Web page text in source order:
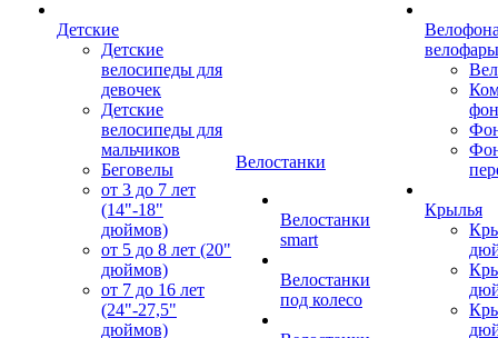
Детские
Детские
велосипеды для
девочек
Детские
велосипеды для
мальчиков
Беговелы
от 3 до 7 лет
(14"-18"
дюймов)
от 5 до 8 лет (20"
дюймов)
от 7 до 16 лет
(24"-27,5"
дюймов)
Велостанки
Велостанки
smart
Велостанки
под колесо
велофары
Крылья